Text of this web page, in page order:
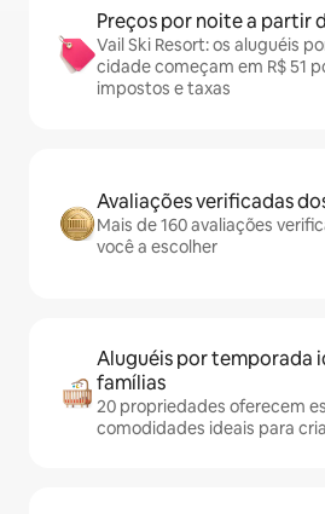
Preços por noite a partir
Vail Ski Resort: os aluguéis
cidade começam em R$ 51
impostos e taxas
Avaliações verificadas
Mais de 160 avaliações
você a escolher
Aluguéis por temporada
famílias
20 propriedades oferecem
comodidades ideais para